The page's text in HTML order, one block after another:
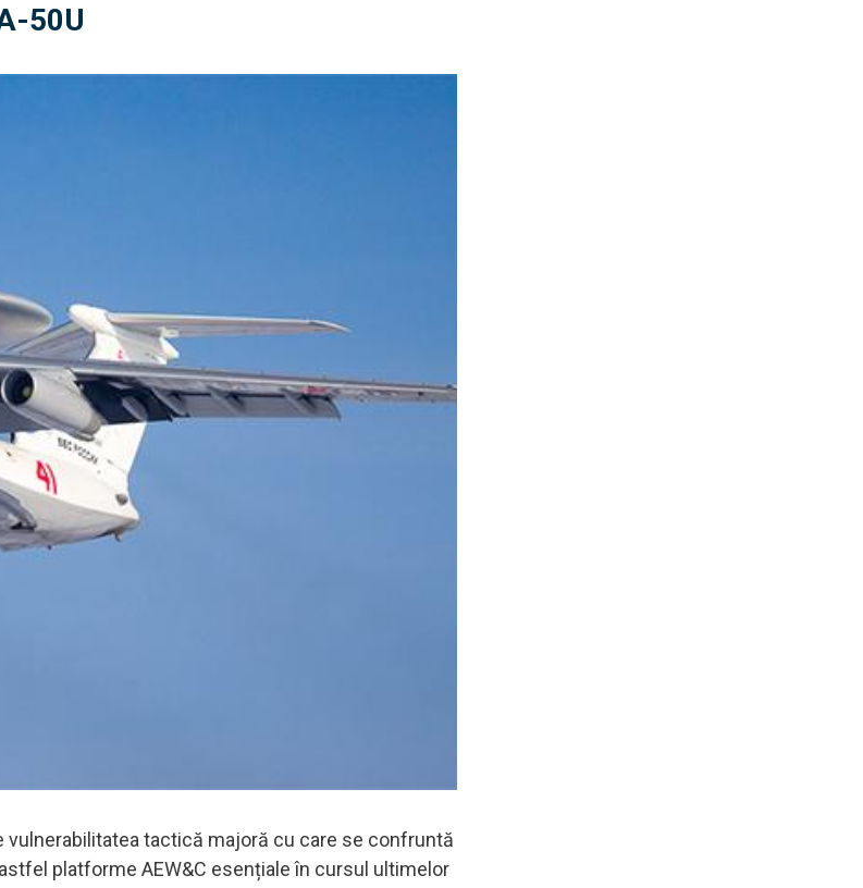
50U
tactică majoră cu care se confruntă
platforme AEW&C esențiale în cursul ultimelor